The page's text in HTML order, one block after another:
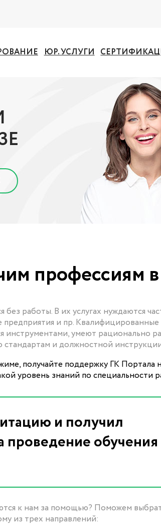
ЮР. УСЛУГИ
профессиям
работы. В их услугах нуждаются
и пр.
умеют рационально
стандартам и должностной
получайте поддержку ГК Портала
уровень знаний по специальности
и получил
обучения
к нам за помощью? Поможем
из трех направлений: